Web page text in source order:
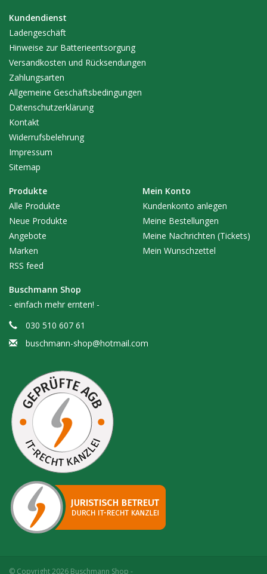
Kundendienst
Ladengeschäft
Hinweise zur Batterieentsorgung
Versandkosten und Rücksendungen
Zahlungsarten
Allgemeine Geschäftsbedingungen
Datenschutzerklärung
Kontakt
Widerrufsbelehrung
Impressum
Sitemap
Produkte
Alle Produkte
Neue Produkte
Angebote
Marken
RSS feed
Mein Konto
Kundenkonto anlegen
Meine Bestellungen
Meine Nachrichten (Tickets)
Mein Wunschzettel
Buschmann Shop
- einfach mehr ernten! -
030 510 607 61
buschmann-shop@hotmail.com
© Copyright 2026 Buschmann Shop -